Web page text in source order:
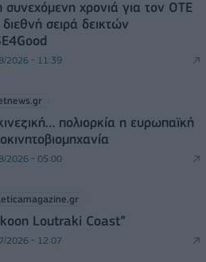
συνεχόμενη χρονιά για τον ΟΤΕ
διεθνή σειρά δεικτών
2026 - 11:39
πολιορκία η ευρωπαϊκή
2026 - 05:00
Loutraki Coast”
2026 - 12:07